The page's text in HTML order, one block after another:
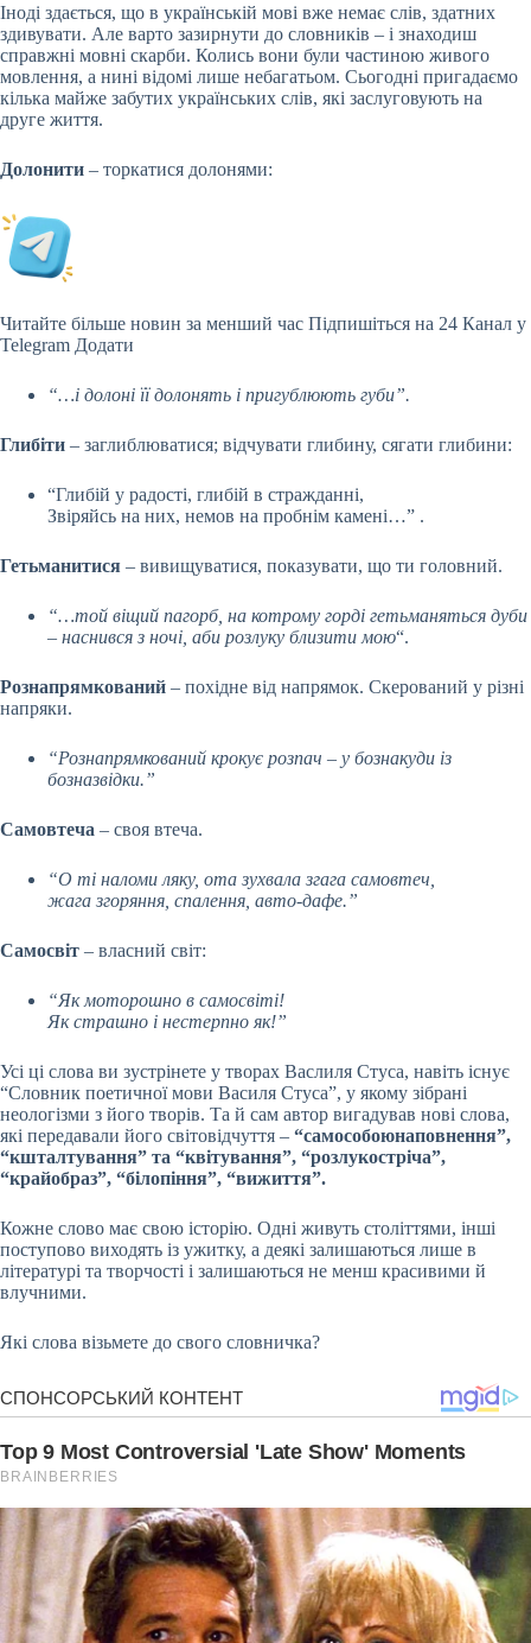
Іноді здається, що в українській мові вже немає слів, здатних
здивувати. Але варто зазирнути до словників – і знаходиш
справжні мовні скарби. Колись вони були частиною живого
мовлення, а нині відомі лише небагатьом. Сьогодні пригадаємо
кілька майже забутих українських слів, які заслуговують на
друге життя.
Долонити – торкатися долонями:
Читайте більше новин за менший час Підпишіться на 24 Канал у
Telegram Додати
“…і долоні її долонять і пригублюють губи”.
Глибіти – заглиблюватися; відчувати глибину, сягати глибини:
“Глибій у радості, глибій в стражданні,
Звіряйсь на них, немов на пробнім камені…” .
Гетьманитися – вивищуватися, показувати, що ти головний.
“…той віщий пагорб, на котрому горді гетьманяться дуби
– наснився з ночі, аби розлуку близити мою“.
Рознапрямкований – похідне від напрямок. Скерований у різні
напряки.
“Рознапрямкований крокує розпач – у бознакуди із
бозназвідки.”
Самовтеча – своя втеча.
“О ті наломи ляку, ота зухвала згага самовтеч,
жага згоряння, спалення, авто-дафе.”
Самосвіт – власний світ:
“Як моторошно в самосвіті!
Як страшно і нестерпно як!”
Усі ці слова ви зустрінете у творах Васлиля Стуса, навіть існує
“Словник поетичної мови Василя Стуса”, у якому зібрані
неологізми з його творів. Та й сам автор вигадував нові слова,
які передавали його світовідчуття – “самособоюнаповнення”,
“кшталтування” та “квітування”, “розлукостріча”,
“крайобраз”, “білопіння”, “вижиття”.
Кожне слово має свою історію. Одні живуть століттями, інші
поступово виходять із ужитку, а деякі залишаються лише в
літературі та творчості і залишаються не менш красивими й
влучними.
Які слова візьмете до свого словничка?